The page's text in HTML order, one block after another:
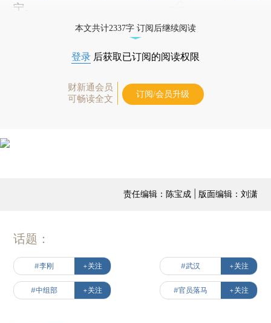
宁
本文共计2337字 订阅后继续阅读
登录 后获取已订阅的阅读权限
财新通会员
可畅读全文
订阅/会员升级
责任编辑：陈宝成 | 版面编辑：刘潇
话题：
#李刚 +关注 #武汉 +关注
#中组部 +关注 #官员落马 +关注